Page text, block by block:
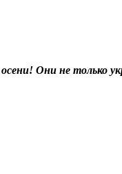
Они не только